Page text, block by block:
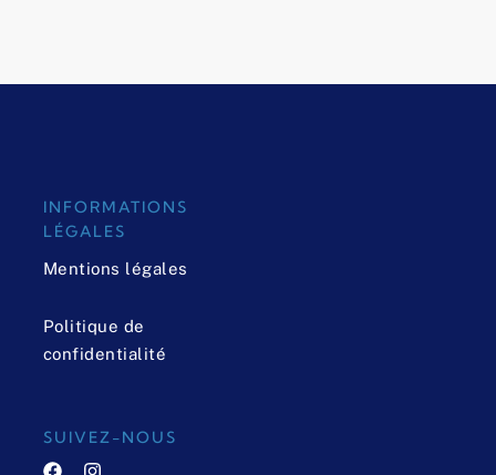
INFORMATIONS
LÉGALES
Mentions légales
Politique de
confidentialité
SUIVEZ-NOUS